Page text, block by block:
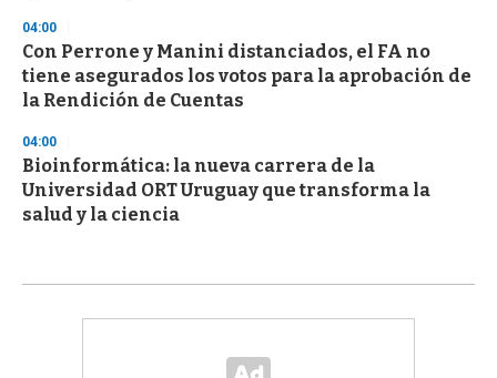
04:00
Con Perrone y Manini distanciados, el FA no
tiene asegurados los votos para la aprobación de
la Rendición de Cuentas
04:00
Bioinformática: la nueva carrera de la
Universidad ORT Uruguay que transforma la
salud y la ciencia